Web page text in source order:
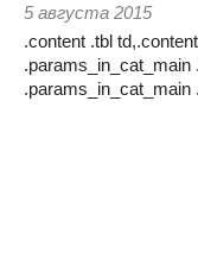
5 августа 2015
.content .tbl
.params_in_cat_main
.params_in_cat_main